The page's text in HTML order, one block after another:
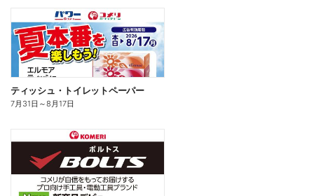
ティッシュ・トイレットペーパー
7月31日 ～8月17日